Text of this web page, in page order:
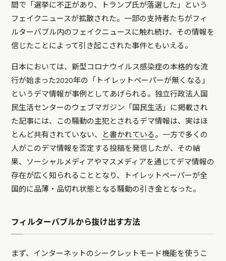
間で「選挙に不正があり、トランプ氏が落選した」という
フェイクニュースが拡散された。一部の支持者たちがフィ
ルターバブル内のフェイクニュースに触れ続け、その情報を
信じたことによって引き起こされた事件ともいえる。
日本においては、新型コロナウイルス感染症の本格的な流
行が始まった2020年の「トイレットペーパーが無くなる」
というデマ情報が事例としてあげられる。独立行政法人国
民生活センターのウェブマガジン「国民生活」に掲載され
た記事には、この騒動の主犯とされるデマ情報は、実はほ
とんど共有されていない、
と書かれている。一方で多くの
人がこのデマ情報を否定する投稿を発信したが、その結
果、ソーシャルメディアやマスメディアを通じてデマ情報の
存在が広く知られることとなり、トイレットペーパーが全
国的に品薄・品切れ状態となる騒動の引き金となった。
フィルターバブルから抜け出す方法
まず、インターネットのシークレットモード機能を使うこ